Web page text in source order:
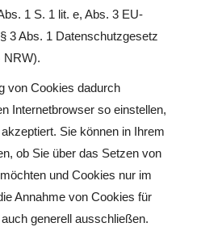
1 S. 1 lit. e, Abs. 3 EU-
3 Abs. 1 Datenschutzgesetz
NRW).
von Cookies dadurch
Internetbrowser so einstellen,
Sie können in Ihrem
ob Sie über das Setzen von
und Cookies nur im
Annahme von Cookies für
generell ausschließen.